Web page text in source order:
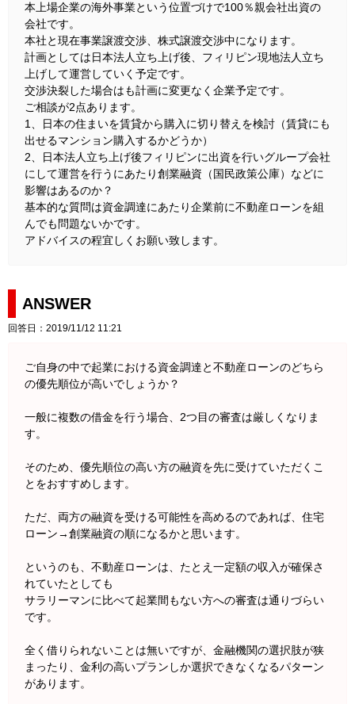
本上場企業の海外事業という位置づけで100％親会社出資の
会社です。
本社と現在事業譲渡交渉、株式譲渡交渉中になります。
計画としては日本法人立ち上げ後、フィリピン現地法人立ち
上げして運営していく予定です。
交渉決裂した場合はも計画に変更なく企業予定です。
ご相談が2点あります。
1、日本の住まいを賃貸から購入に切り替えを検討（賃貸にも
出せるマンション購入するかどうか）
2、日本法人立ち上げ後フィリピンに出資を行いグループ会社
にして運営を行うにあたり創業融資（国民政策公庫）などに
影響はあるのか？
基本的な質問は資金調達にあたり企業前に不動産ローンを組
んでも問題ないかです。
アドバイスの程宜しくお願い致します。
ANSWER
回答日：2019/11/12 11:21
ご自身の中で起業における資金調達と不動産ローンのどちら
の優先順位が高いでしょうか？
一般に複数の借金を行う場合、2つ目の審査は厳しくなりま
す。
そのため、優先順位の高い方の融資を先に受けていただくこ
とをおすすめします。
ただ、両方の融資を受ける可能性を高めるのであれば、住宅
ローン→創業融資の順になるかと思います。
というのも、不動産ローンは、たとえ一定額の収入が確保さ
れていたとしても
サラリーマンに比べて起業間もない方への審査は通りづらい
です。
全く借りられないことは無いですが、金融機関の選択肢が狭
まったり、金利の高いプランしか選択できなくなるパターン
があります。